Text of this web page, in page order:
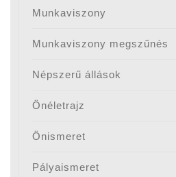
Munkaviszony
Munkaviszony megszűnés
Népszerű állások
Önéletrajz
Önismeret
Pályaismeret